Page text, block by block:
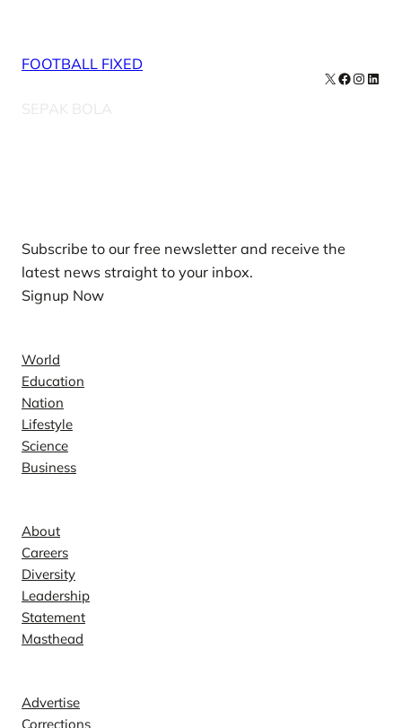
FOOTBALL FIXED
SEPAK BOLA
X Facebook
Subscribe to our free newsletter and receive the
latest news straight to your inbox.
Signup Now
World
Education
Nation
Lifestyle
Science
Business
About
Careers
Diversity
Leadership
Statement
Masthead
Advertise
Corrections